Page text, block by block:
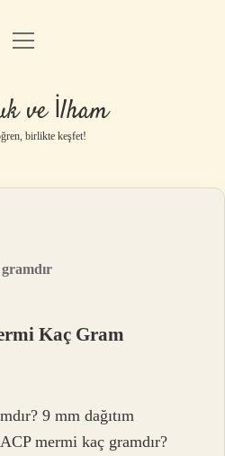
Anasayfa
Politikası
Uyarı
menüyü
ve İlham
birlikte keşfet!
Kaç Gram
9 mm dağıtım
mermi kaç gramdır?